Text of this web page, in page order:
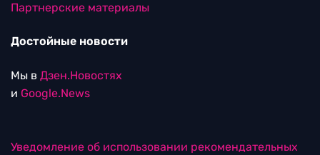
Партнерские материалы
Достойные новости
Мы в Дзен.Новостях
и Google.News
Уведомление об использовании рекомендательных